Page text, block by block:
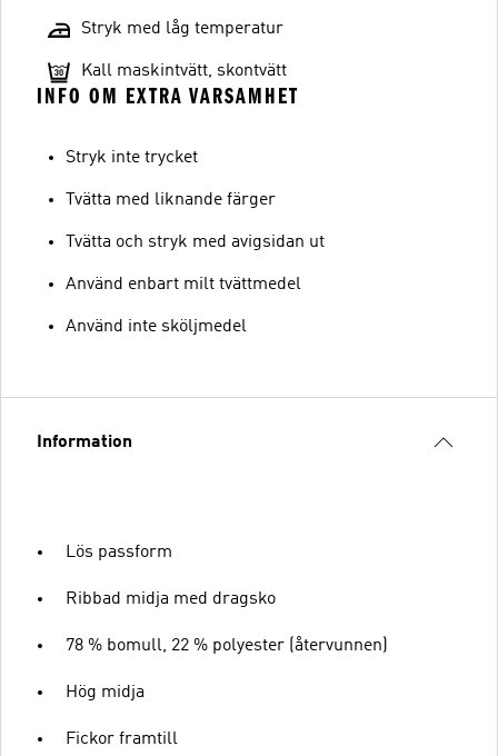
Stryk med låg temperatur
Kall maskintvätt, skontvätt
INFO OM EXTRA VARSAMHET
Stryk inte trycket
Tvätta med liknande färger
Tvätta och stryk med avigsidan ut
Använd enbart milt tvättmedel
Använd inte sköljmedel
Information
Lös passform
Ribbad midja med dragsko
78 % bomull, 22 % polyester (återvunnen)
Hög midja
Fickor framtill